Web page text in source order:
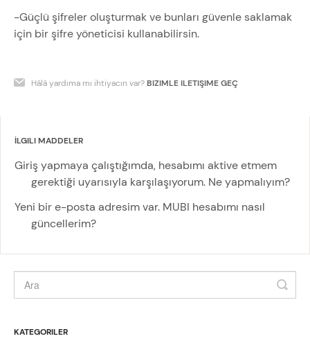
-Güçlü şifreler oluşturmak ve bunları güvenle saklamak
için bir şifre yöneticisi kullanabilirsin.
Hâlâ yardıma mı ihtiyacın var?BIZIMLE ILETIŞIME GEÇ
İLGILI MADDELER
Giriş yapmaya çalıştığımda, hesabımı aktive etmem
gerektiği uyarısıyla karşılaşıyorum. Ne yapmalıyım?
Yeni bir e-posta adresim var. MUBI hesabımı nasıl
güncellerim?
KATEGORILER